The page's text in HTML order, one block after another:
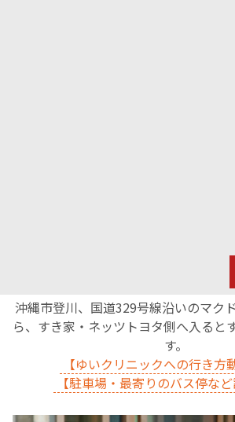
沖縄市登川、国道329号線沿いのマク
ら、すき家・ネッツトヨタ側へ入ると
す。
【ゆいクリニックへの行き方
【駐車場・最寄りのバス停など